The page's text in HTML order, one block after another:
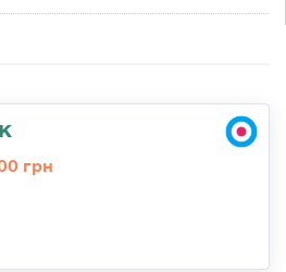
грн